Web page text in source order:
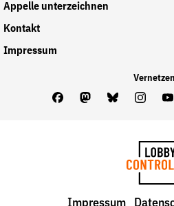
Appelle unterzeichnen
Kontakt
Impressum
Vernetzen
FacebookMastodon
Bluesky
LobbyControl
Impressum